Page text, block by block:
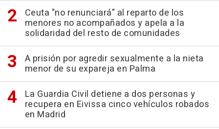
Ceuta "no renunciará" al reparto de los
menores no acompañados y apela a la
solidaridad del resto de comunidades
A prisión por agredir sexualmente a la nieta
menor de su expareja en Palma
La Guardia Civil detiene a dos personas y
recupera en Eivissa cinco vehículos robados
en Madrid